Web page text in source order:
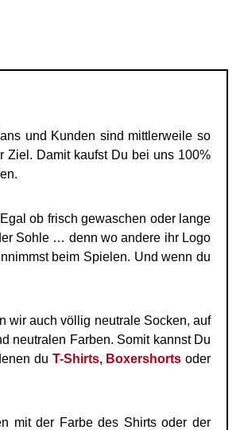
und Kunden sind mittlerweile so
Ziel. Damit kaufst Du bei uns 100%
ob frisch gewaschen oder lange
Sohle … denn wo andere ihr Logo
beim Spielen. Und wenn du
wir auch völlig neutrale Socken, auf
neutralen Farben. Somit kannst Du
du T-Shirts, Boxershorts oder
mit der Farbe des Shirts oder der